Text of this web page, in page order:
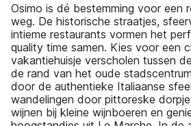
Osimo is dé bestemming voor een
weg. De historische straatjes,
intieme restaurants vormen het
quality time samen. Kies voor een
vakantiehuisje verscholen tussen
de rand van het oude
door de authentieke Italiaanse
wandelingen door pittoreske
wijnen bij kleine wijnboeren en